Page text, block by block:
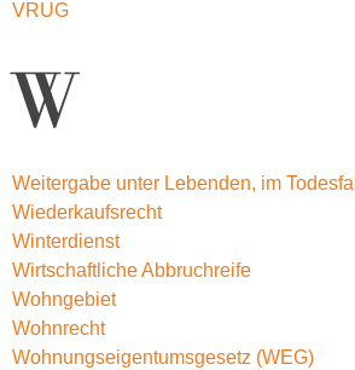
VRUG
W
Weitergabe unter Lebenden, im Todesfall
Wiederkaufsrecht
Winterdienst
Wirtschaftliche Abbruchreife
Wohngebiet
Wohnrecht
Wohnungseigentumsgesetz (WEG)